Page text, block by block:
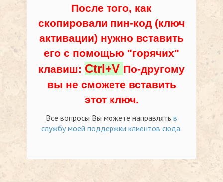
После того, как
скопировали пин-код (ключ
активации) нужно вставить
его с помощью "горячих"
клавиш: Ctrl+V По-другому
вы не сможете вставить
этот ключ.
Все вопросы Вы можете направлять в
службу моей поддержки клиентов сюда.